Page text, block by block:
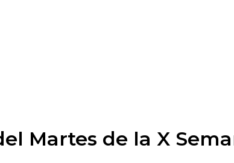
Martes de la X